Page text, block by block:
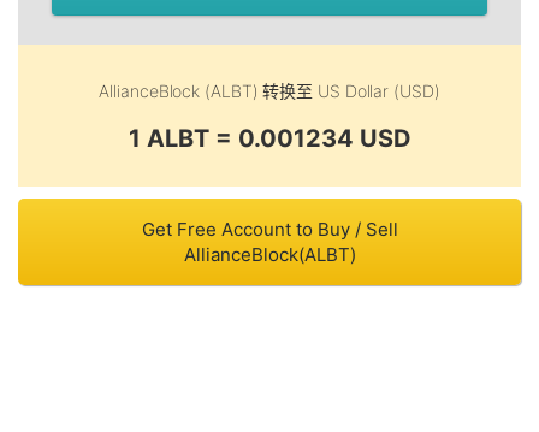
AllianceBlock (ALBT) 转换至 US Dollar (USD)
1 ALBT = 0.001234 USD
Get Free Account to Buy / Sell
AllianceBlock(ALBT)